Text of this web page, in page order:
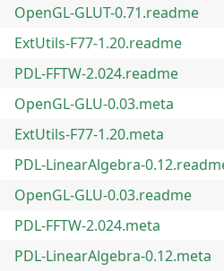
OpenGL-GLUT-0.71.readme
ExtUtils-F77-1.20.readme
PDL-FFTW-2.024.readme
OpenGL-GLU-0.03.meta
ExtUtils-F77-1.20.meta
PDL-LinearAlgebra-
OpenGL-GLU-0.03.readme
PDL-FFTW-2.024.meta
PDL-LinearAlgebra-0.12.meta